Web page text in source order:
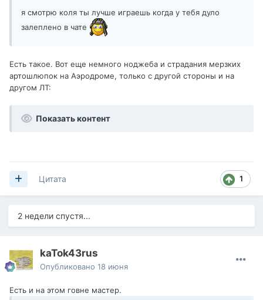
я смотрю коля ты лучше играешь когда у тебя дуло
залеплено в чате
Есть такое. Вот еще немного ноджеба и страдания мерзких
артошлюпок на Аэродроме, только с другой стороны и на
другом ЛТ:
Показать контент
1
Цитата
2 недели спустя...
kaTok43rus
Опубликовано 18 июня
Есть и на этом говне мастер.